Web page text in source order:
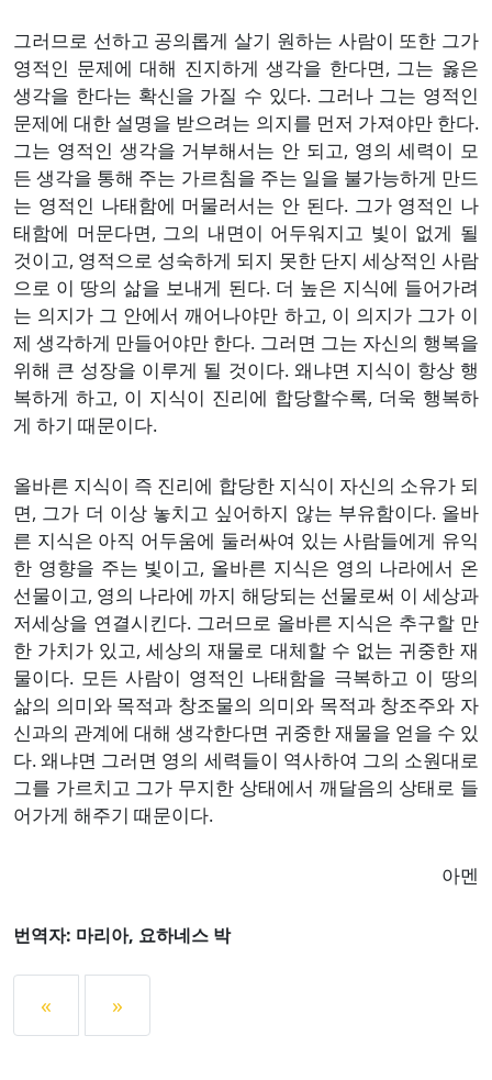
그러므로 선하고 공의롭게 살기 원하는 사람이 또한 그가
영적인 문제에 대해 진지하게 생각을 한다면, 그는 옳은
생각을 한다는 확신을 가질 수 있다. 그러나 그는 영적인
문제에 대한 설명을 받으려는 의지를 먼저 가져야만 한다.
그는 영적인 생각을 거부해서는 안 되고, 영의 세력이 모
든 생각을 통해 주는 가르침을 주는 일을 불가능하게 만드
는 영적인 나태함에 머물러서는 안 된다. 그가 영적인 나
태함에 머문다면, 그의 내면이 어두워지고 빛이 없게 될
것이고, 영적으로 성숙하게 되지 못한 단지 세상적인 사람
으로 이 땅의 삶을 보내게 된다. 더 높은 지식에 들어가려
는 의지가 그 안에서 깨어나야만 하고, 이 의지가 그가 이
제 생각하게 만들어야만 한다. 그러면 그는 자신의 행복을
위해 큰 성장을 이루게 될 것이다. 왜냐면 지식이 항상 행
복하게 하고, 이 지식이 진리에 합당할수록, 더욱 행복하
게 하기 때문이다.
올바른 지식이 즉 진리에 합당한 지식이 자신의 소유가 되
면, 그가 더 이상 놓치고 싶어하지 않는 부유함이다. 올바
른 지식은 아직 어두움에 둘러싸여 있는 사람들에게 유익
한 영향을 주는 빛이고, 올바른 지식은 영의 나라에서 온
선물이고, 영의 나라에 까지 해당되는 선물로써 이 세상과
저세상을 연결시킨다. 그러므로 올바른 지식은 추구할 만
한 가치가 있고, 세상의 재물로 대체할 수 없는 귀중한 재
물이다. 모든 사람이 영적인 나태함을 극복하고 이 땅의
삶의 의미와 목적과 창조물의 의미와 목적과 창조주와 자
신과의 관계에 대해 생각한다면 귀중한 재물을 얻을 수 있
다. 왜냐면 그러면 영의 세력들이 역사하여 그의 소원대로
그를 가르치고 그가 무지한 상태에서 깨달음의 상태로 들
어가게 해주기 때문이다.
아멘
번역자: 마리아, 요하네스 박
« »